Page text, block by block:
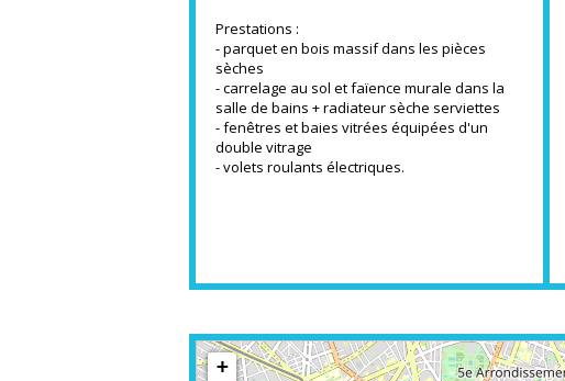
Prestations :
- parquet en bois massif dans les pièces
sèches
- carrelage au sol et faïence murale dans la
salle de bains + radiateur sèche serviettes
- fenêtres et baies vitrées équipées d'un
double vitrage
- volets roulants électriques.
+